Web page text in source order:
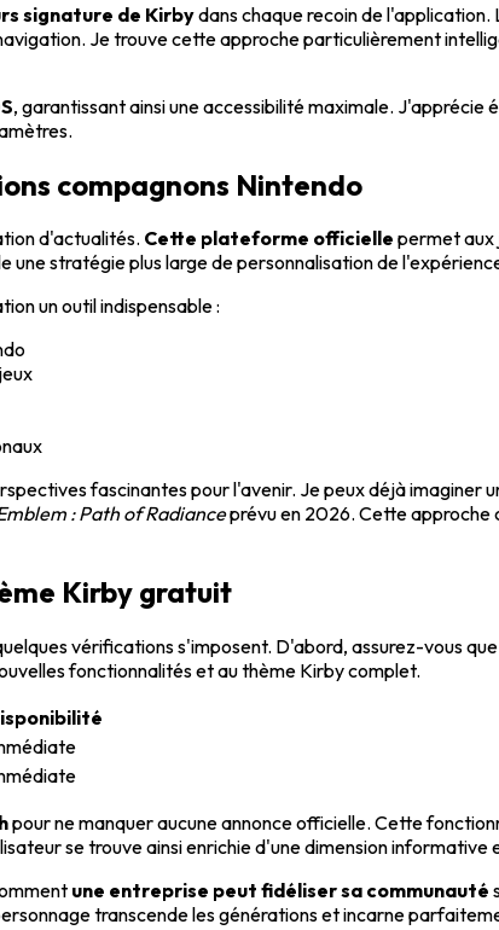
signature de Kirbydans chaque recoin de
Je trouve cette approche particulièrement
, garantissant ainsi une accessibilité maximale.
compagnons Nintendo
d'actualités. Cette plateforme officielle permet aux
stratégie plus large de personnalisation de
un outil indispensable :
fascinantes pour l'avenir. Je peux déjà imaginer
: Path of Radianceprévu en 2026. Cette approche
Kirby gratuit
vérifications s'imposent. D'abord, assurez-vous
fonctionnalités et au thème Kirby complet.
pour ne manquer aucune annonce officielle. Cette
se trouve ainsi enrichie d'une dimension informative
une entreprise peut fidéliser sa communauté
transcende les générations et incarne